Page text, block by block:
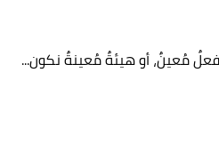
فعلٌ مُعينٌ، أو هيئةٌ مُعينةٌ نكون...